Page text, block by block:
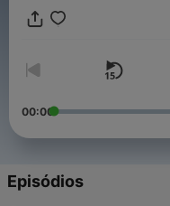
humano em todas as
pessoas que nos
expandir os nossos
00:00
Episódios